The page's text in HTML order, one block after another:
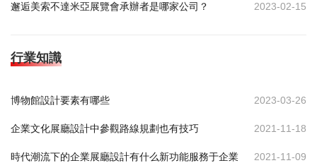
邂逅美索不達米亞展覽會承辦者是哪家公司？ 2023-02-15
行業知識
博物館設計要素有哪些 2023-03-26
企業文化展廳設計中參觀路線規劃也有技巧 2021-11-18
時代潮流下的企業展廳設計有什么新功能服務于企業 2021-11-09